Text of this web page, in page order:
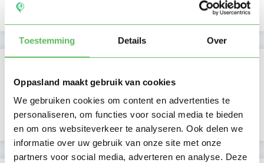
Toestemming Details Over
Oppasland maakt gebruik van cookies
We gebruiken cookies om content en advertenties te
personaliseren, om functies voor social media te bieden
en om ons websiteverkeer te analyseren. Ook delen we
informatie over uw gebruik van onze site met onze
partners voor social media, adverteren en analyse. Deze
15-09-2025
E-mailadres is geverifieerd
Google is gekoppeld